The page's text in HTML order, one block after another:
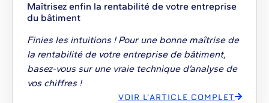
Maîtrisez enfin la rentabilité de votre entreprise
du bâtiment
Finies les intuitions ! Pour une bonne maîtrise de
la rentabilité de votre entreprise de bâtiment,
basez-vous sur une vraie technique d’analyse de
vos chiffres !
VOIR L'ARTICLE COMPLET